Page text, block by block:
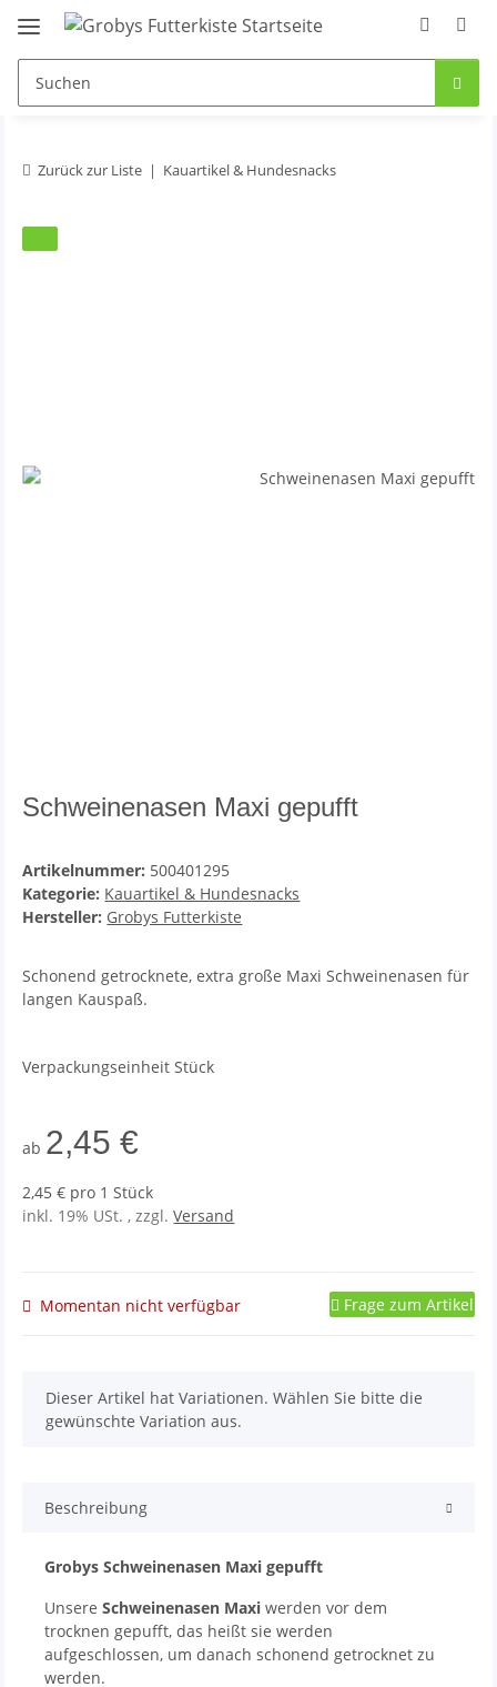
Zurück zur Liste Kauartikel & Hundesnacks
Schweinenasen Maxi gepufft
Artikelnummer: 500401295
Kategorie: Kauartikel & Hundesnacks
Hersteller: Grobys Futterkiste
Schonend getrocknete, extra große Maxi Schweinenasen für
langen Kauspaß.
Verpackungseinheit Stück
ab 2,45 €
2,45 € pro 1 Stück
inkl. 19% USt. , zzgl.Versand
Momentan nicht verfügbar Frage zum Artikel
x
Dieser Artikel hat Variationen. Wählen Sie bitte die
gewünschte Variation aus.
Beschreibung
Grobys Schweinenasen Maxi gepufft
UnsereSchweinenasen Maxi werden vor dem
trocknen gepufft, das heißt sie werden
aufgeschlossen, um danach schonend getrocknet zu
werden.